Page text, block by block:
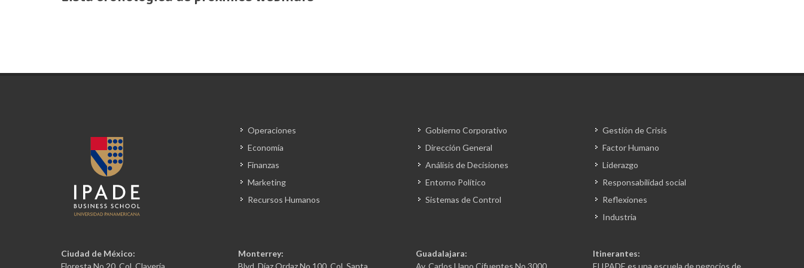
Operaciones
Economía
Finanzas
Marketing
Recursos Humanos
Gobierno Corporativo
Dirección General
Análisis de Decisiones
Entorno Político
Sistemas de Control
Gestión de Crisis
Factor Humano
Liderazgo
Responsabilidad social
Reflexiones
Industria
Ciudad de México:
Monterrey:
Guadalajara:
Itinerantes: